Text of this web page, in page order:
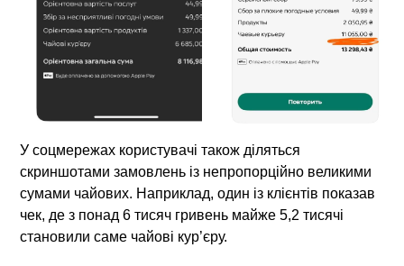
У соцмережах користувачі також діляться
скриншотами замовлень із непропорційно великими
сумами чайових. Наприклад, один із клієнтів показав
чек, де з понад 6 тисяч гривень майже 5,2 тисячі
становили саме чайові кур’єру.